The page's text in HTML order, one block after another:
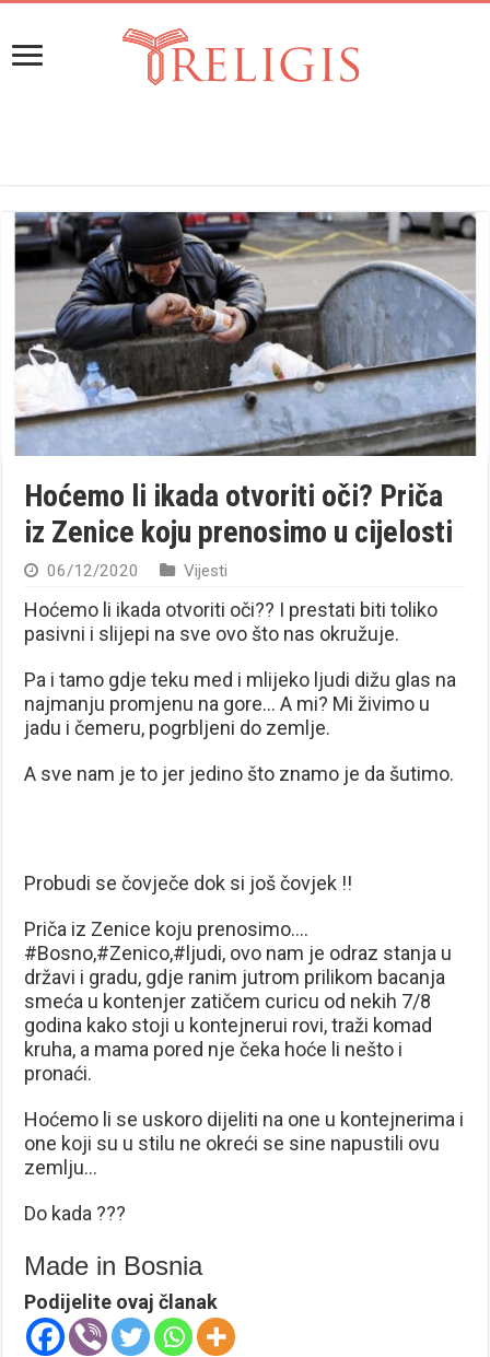
Hoćemo li ikada otvoriti oči? Priča
iz Zenice koju prenosimo u cijelosti
06/12/2020 Vijesti
Hoćemo li ikada otvoriti oči?? I prestati biti toliko
pasivni i slijepi na sve ovo što nas okružuje.
Pa i tamo gdje teku med i mlijeko ljudi dižu glas na
najmanju promjenu na gore… A mi? Mi živimo u
jadu i čemeru, pogrbljeni do zemlje.
A sve nam je to jer jedino što znamo je da šutimo.
Probudi se čovječe dok si još čovjek !!
Priča iz Zenice koju prenosimo….
#Bosno,#Zenico,#ljudi, ovo nam je odraz stanja u
državi i gradu, gdje ranim jutrom prilikom bacanja
smeća u kontenjer zatičem curicu od nekih 7/8
godina kako stoji u kontejnerui rovi, traži komad
kruha, a mama pored nje čeka hoće li nešto i
pronaći.
Hoćemo li se uskoro dijeliti na one u kontejnerima i
one koji su u stilu ne okreći se sine napustili ovu
zemlju…
Do kada ???
Made in Bosnia
Podijelite ovaj članak